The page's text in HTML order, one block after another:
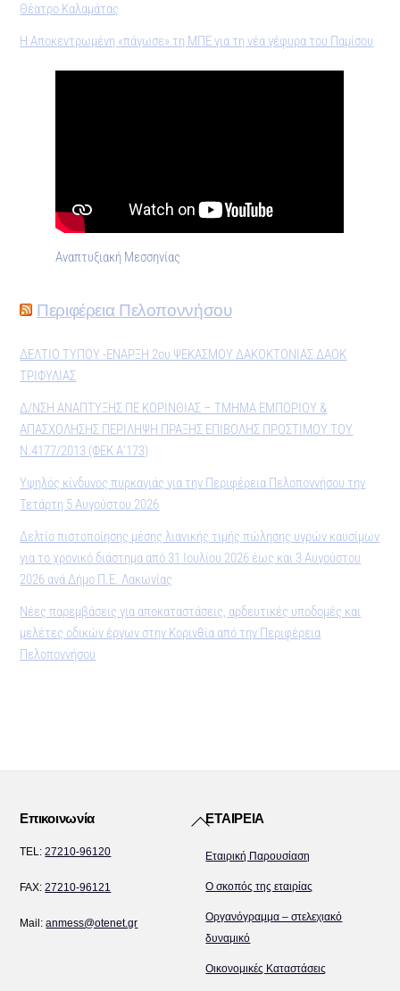
Θέατρο Καλαμάτας
Η Αποκεντρωμένη «πάγωσε» τη ΜΠΕ για τη νέα γέφυρα του Παμίσου
Αναπτυξιακή Μεσσηνίας
Περιφέρεια Πελοποννήσου
ΔΕΛΤΙΟ ΤΥΠΟΥ -ΕΝΑΡΞΗ 2ου ΨΕΚΑΣΜΟΥ ΔΑΚΟΚΤΟΝΙΑΣ ΔΑΟΚ
ΤΡΙΦΥΛΙΑΣ
Δ/ΝΣΗ ΑΝΑΠΤΥΞΗΣ ΠΕ ΚΟΡΙΝΘΙΑΣ – ΤΜΗΜΑ ΕΜΠΟΡΙΟΥ &
ΑΠΑΣΧΟΛΗΣΗΣ ΠΕΡΙΛΗΨΗ ΠΡΑΞΗΣ ΕΠΙΒΟΛΗΣ ΠΡΟΣΤΙΜΟΥ ΤΟΥ
Ν.4177/2013 (ΦΕΚ Α’173)
Υψηλός κίνδυνος πυρκαγιάς για την Περιφέρεια Πελοποννήσου την
Τετάρτη 5 Αυγούστου 2026
Δελτίο πιστοποίησης μέσης λιανικής τιμής πώλησης υγρών καυσίμων
για το χρονικό διάστημα από 31 Ιουλίου 2026 έως και 3 Αυγούστου
2026 ανά Δήμο Π.Ε. Λακωνίας
Νέες παρεμβάσεις για αποκαταστάσεις, αρδευτικές υποδομές και
μελέτες οδικών έργων στην Κορινθία από την Περιφέρεια
Πελοποννήσου
Back
Top
Επικοινωνία
TEL:27210-96120
FAX:27210-96121
Mail:anmess@otenet.gr
ΕΤΑΙΡΕΙΑ
Εταιρική Παρουσίαση
Ο σκοπός της εταιρίας
Οργανόγραμμα – στελεχιακό
δυναμικό
Οικονομικές Καταστάσεις